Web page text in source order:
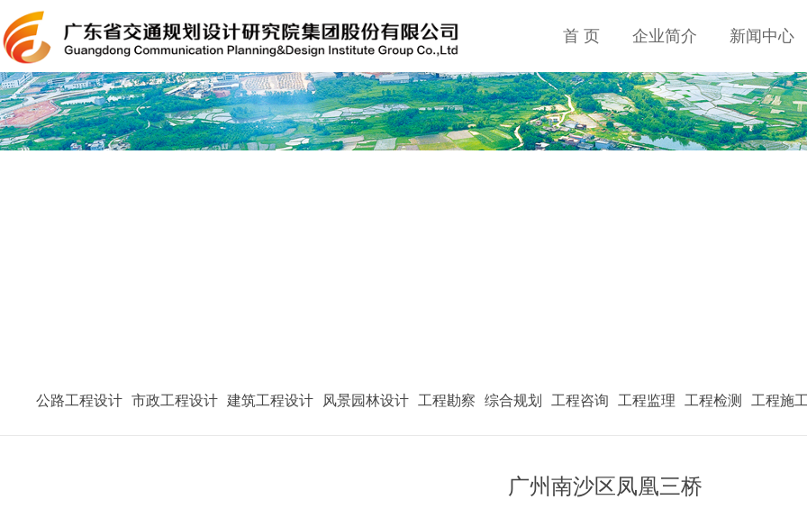
首 页 企业简介 新闻中心
公路工程设计 市政工程设计 建筑工程设计 风景园林设计 工程勘察 综合规划 工程咨询 工程监理 工程检测 工程施
广州南沙区凤凰三桥